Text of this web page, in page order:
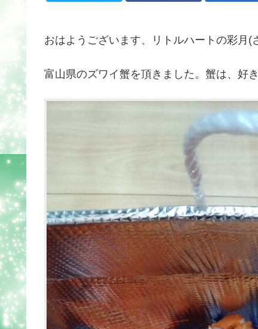
おはようございます、リトルハートの彩月(
富山県のズワイ蟹を頂きました。蟹は、好